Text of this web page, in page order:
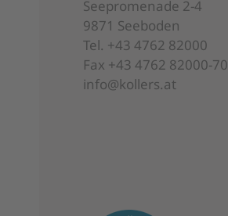
Seepromenade 2-4
9871 Seeboden
Tel. +43 4762 82000
Fax +43 4762 82000-70
info@kollers.at